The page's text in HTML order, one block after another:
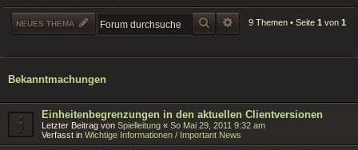
NEUES THEMA SUCHE ERWEITERTE SUCHE
9 Themen • Seite 1 von 1
Bekanntmachungen
Einheitenbegrenzungen in den aktuellen Clientversionen
Letzter Beitrag von Spielleitung « So Mai 29, 2011 9:32 am
Verfasst in Wichtige Informationen / Important News